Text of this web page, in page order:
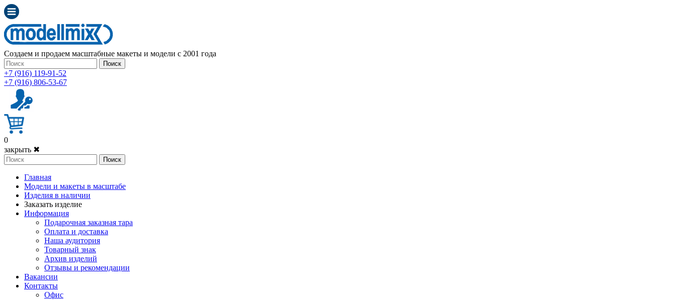
Создаем и продаем масштабные макеты и модели с 2001 года
Поиск
+7 (916) 119-91-52
+7 (916) 806-53-67
0
закрыть ✖
Поиск
Главная
Модели и макеты в масштабе
Изделия в наличии
Заказать изделие
Информация
Подарочная заказная тара
Оплата и доставка
Наша аудитория
Товарный знак
Архив изделий
Отзывы и рекомендации
Вакансии
Контакты
Офис